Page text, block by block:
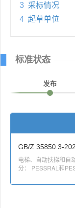
3 采标情况
4 起草单位
标准状态
发布
GB/Z 35850.3-
电梯、自动扶梯和自
分： PESSRAL和